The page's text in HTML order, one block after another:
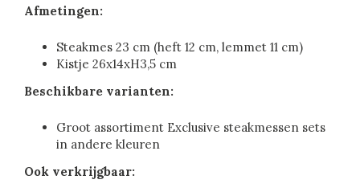
Afmetingen:
Steakmes 23 cm (heft 12 cm, lemmet 11 cm)
Kistje 26x14xH3,5 cm
Beschikbare varianten:
Groot assortiment Exclusive steakmessen sets
in andere kleuren
Ook verkrijgbaar: